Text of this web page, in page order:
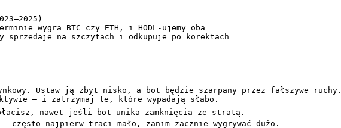
Ustaw ją zbyt nisko, a bot będzie szarpany przez fałszywe ruchy.
— i zatrzymaj te, które wypadają słabo.
nawet jeśli bot unika zamknięcia ze stratą.